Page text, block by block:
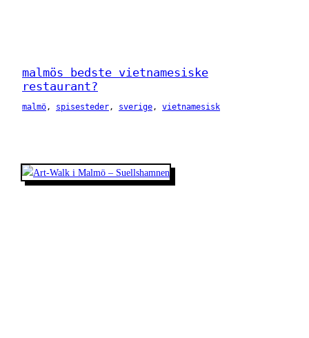
malmös bedste vietnamesiske
restaurant?
malmö, spisesteder, sverige, vietnamesisk